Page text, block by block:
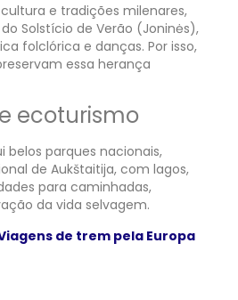
e tradições milenares,
Solstício de Verão (Joninės),
folclórica e danças. Por isso,
essa herança
ecoturismo
belos parques nacionais,
de Aukštaitija, com lagos,
para caminhadas,
da vida selvagem.
de trem pela Europa